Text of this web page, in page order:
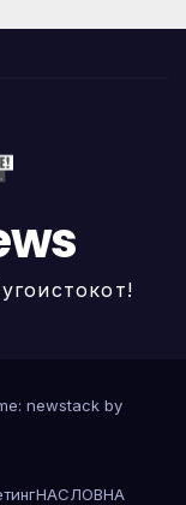
newstack by
НАСЛОВНА